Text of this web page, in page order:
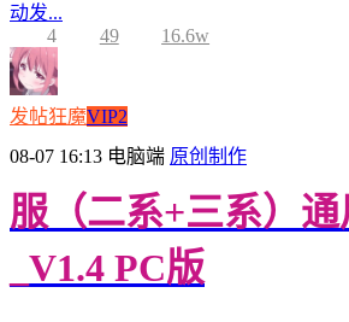
动发...
4
49 16.6w
发帖狂魔VIP2
08-07 16:13 电脑端 原创制作
服（二系+三系）
_V1.4 PC版